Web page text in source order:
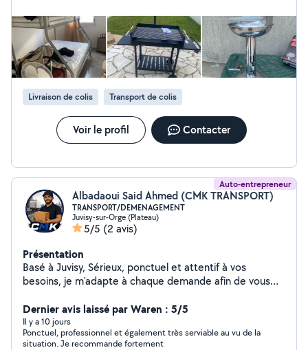
Livraison de colis Transport de colis
Voir le profil Contacter
Auto-entrepreneur
Albadaoui Said Ahmed (CMK TRANSPORT)
TRANSPORT/DEMENAGEMENT
Juvisy-sur-Orge (Plateau)
5/5 (2 avis)
Présentation
Basé à Juvisy, Sérieux, ponctuel et attentif à vos
besoins, je m'adapte à chaque demande afin de vous
Contactez-moi dès maintenant pour un devis rapide ou
toute information.
Dernier avis laissé par Waren : 5/5
Il y a 10 jours
Ponctuel, professionnel et également très serviable au vu de la
situation. Je recommande fortement